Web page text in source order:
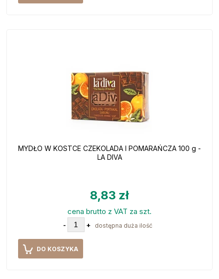
MYDŁO W KOSTCE CZEKOLADA I POMARAŃCZA 100 g -
LA DIVA
8,83 zł
cena brutto z VAT za szt.
- + dostępna duża ilość
DO KOSZYKA